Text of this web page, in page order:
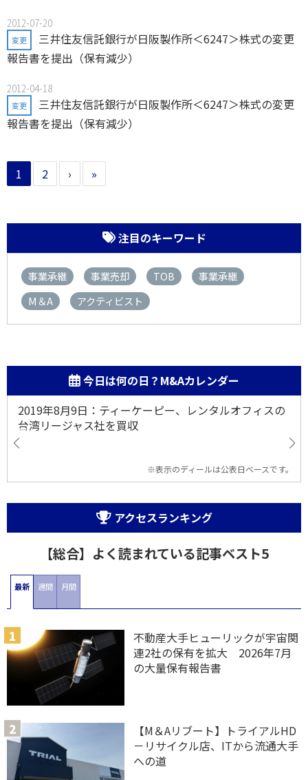
2012-07-20
変更
三井住友信託銀行が日阪製作所＜6247＞株式の変更
報告書を提出（保有減少）
2012-04-18
変更
三井住友信託銀行が日阪製作所＜6247＞株式の変更
報告書を提出（保有減少）
1 2 › »
注目のキーワード
事業承継 事業売却 TOB
事業承継
M＆A
アクティビスト
今日は何の日？M&Aカレンダー
2019年8月9日：ティーケーピー、レンタルオフィスの
台湾リージャス社を買収
※表示のディールは公表日ベースです。
アクセスランキング
【総合】よく読まれている記事ベスト5
最新 週間 月間
不動産大手ヒューリックが宇宙関
連2社の保有を拡大 2026年7月
の大量保有報告書
【M＆Aリブート】トライアルHD
－リサイクル店、ITから流通大手
への道